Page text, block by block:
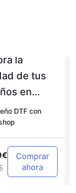
la
de tus
en
DTF con
Comprar
ahora